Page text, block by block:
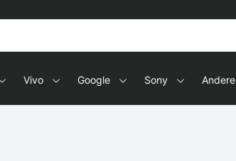
Vivo Google Sony Andere